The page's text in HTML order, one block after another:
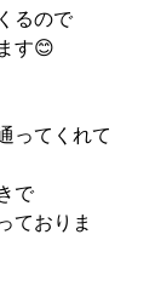
るので
す😊
ってくれて
で
ておりま